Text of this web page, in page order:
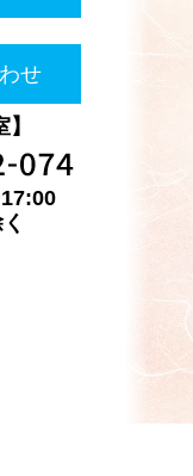
せ